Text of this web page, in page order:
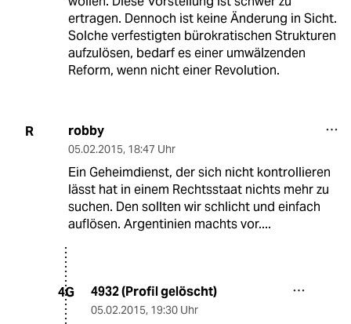
ertragen. Dennoch ist keine Änderung in Sicht.
Solche verfestigten bürokratischen Strukturen
aufzulösen, bedarf es einer umwälzenden
Reform, wenn nicht einer Revolution.
R robby
05.02.2015, 18:47 Uhr
Ein Geheimdienst, der sich nicht kontrollieren
lässt hat in einem Rechtsstaat nichts mehr zu
suchen. Den sollten wir schlicht und einfach
auflösen. Argentinien machts vor....
4G 4932 (Profil gelöscht)
05.02.2015, 19:30 Uhr